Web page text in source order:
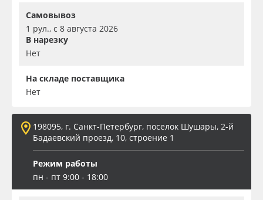
Самовывоз
1 рул., с 8 августа 2026
В нарезку
Нет
На складе поставщика
Нет
198095, г. Санкт-Петербург, поселок Шушары, 2-й
Бадаевский проезд, 10, строение 1
Режим работы
пн - пт 9:00 - 18:00